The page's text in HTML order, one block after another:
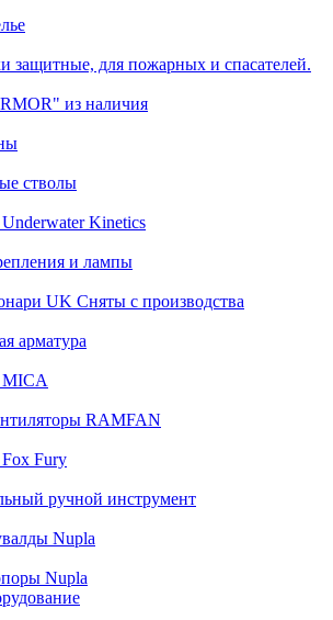
защитные, для пожарных и спасателей.
из наличия
стволы
Kinetics
и лампы
UK Сняты с производства
арматура
RAMFAN
Fury
ручной инструмент
Nupla
Nupla